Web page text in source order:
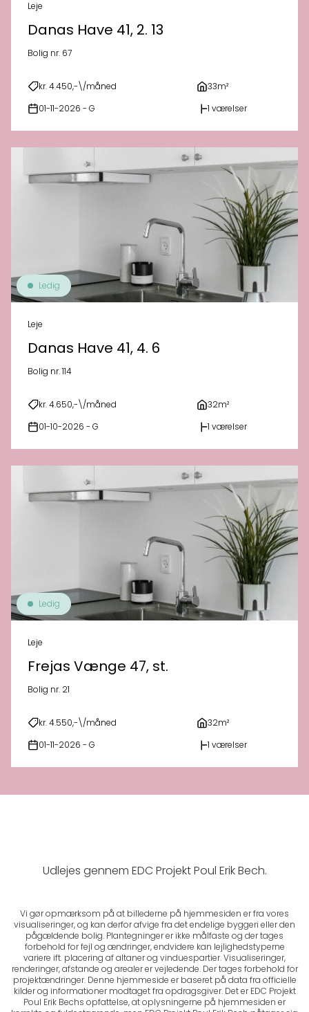
Leje
Danas Have 41, 2. 13
Bolig nr. 67
kr. 4.450,-\/måned 33m²
01-11-2026 - G 1 værelser
Ledig
Leje
Danas Have 41, 4. 6
Bolig nr. 114
kr. 4.650,-\/måned 32m²
01-10-2026 - G 1 værelser
Ledig
Leje
Frejas Vænge 47, st.
Bolig nr. 21
kr. 4.550,-\/måned 32m²
01-11-2026 - G 1 værelser
Udlejes gennem EDC Projekt Poul Erik Bech.
Vi gør opmærksom på at billederne på hjemmesiden er fra vores
visualiseringer, og kan derfor afvige fra det endelige byggeri eller den
pågældende bolig. Plantegninger er ikke målfaste og der tages
forbehold for fejl og ændringer, endvidere kan lejlighedstyperne
variere ift. placering af altaner og vinduespartier. Visualiseringer,
renderinger, afstande og arealer er vejledende. Der tages forbehold for
projektændringer. Denne hjemmeside er baseret på data fra officielle
kilder og informationer modtaget fra opdragsgiver. Det er EDC Projekt
Poul Erik Bechs opfattelse, at oplysningerne på hjemmesiden er